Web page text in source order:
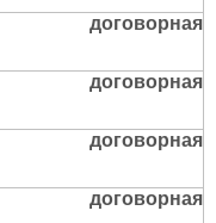
договорная
договорная
договорная
договорная